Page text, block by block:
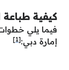
كيفية طباعة
فيما يلي
إمارة دبي:[1]